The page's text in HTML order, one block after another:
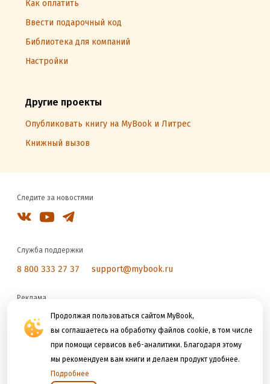
Продолжая пользоваться сайтом MyBook,
вы соглашаетесь на обработку файлов cookie, в том числе
при помощи сервисов веб-аналитики. Благодаря этому
мы рекомендуем вам книги и делаем продукт удобнее.
Подробнее
Как оплатить
Ввести подарочный код
Библиотека для компаний
Настройки
Другие проекты
Опубликовать книгу на MyBook и Литрес
Книжный вызов
Следите за новостями
Служба поддержки
8 800 333 27 37 support@mybook.ru
Реклама
reklama@litres.ru
Мы принимаем к оплате